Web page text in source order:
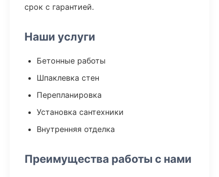
срок с гарантией.
Наши услуги
Бетонные работы
Шпаклевка стен
Перепланировка
Установка сантехники
Внутренняя отделка
Преимущества работы с нами